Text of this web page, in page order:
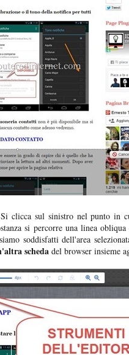
clicca sul sinistro nel punto in
si percorre una linea
soddisfatti dell'area
scheda del browser insieme